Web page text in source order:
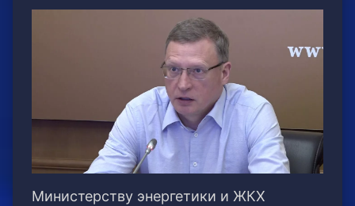
Министерству энергетики и ЖКХ